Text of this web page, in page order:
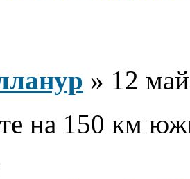
» 12
на 150 км